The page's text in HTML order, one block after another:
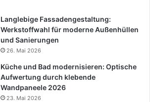
Langlebige Fassadengestaltung:
Werkstoffwahl für moderne Außenhüllen
und Sanierungen
26. Mai 2026
Küche und Bad modernisieren: Optische
Aufwertung durch klebende
Wandpaneele 2026
23. Mai 2026